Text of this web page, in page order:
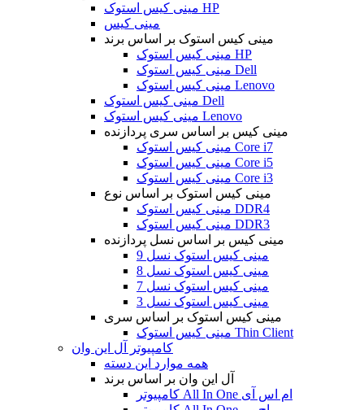
مینی کیس استوک HP
مینی کیس
مینی کیس استوک بر اساس برند
مینی کیس استوک HP
مینی کیس استوک Dell
مینی کیس استوک Lenovo
مینی کیس استوک Dell
مینی کیس استوک Lenovo
مینی کیس بر اساس سری پردازنده
مینی کیس استوک Core i7
مینی کیس استوک Core i5
مینی کیس استوک Core i3
مینی کیس استوک بر اساس نوع
مینی کیس استوک DDR4
مینی کیس استوک DDR3
مینی کیس بر اساس نسل پردازنده
مینی کیس استوک نسل 9
مینی کیس استوک نسل 8
مینی کیس استوک نسل 7
مینی کیس استوک نسل 3
مینی کیس استوک بر اساس سری
مینی کیس استوک Thin Client
کامپیوتر آل این وان
همه موارد این دسته
آل این وان بر اساس برند
کامپیوتر All In One ام اس آی